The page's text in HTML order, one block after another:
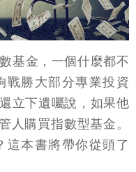
基金，一個什麼都不
戰勝大部分專業投資
立下遺囑說，如果他
人購買指數型基金。
這本書將帶你從頭了